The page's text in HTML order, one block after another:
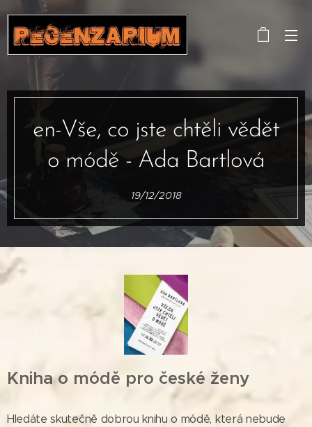
en-Vše, co jste chtěli vědět
o módě - Ada Bartlová
19/12/2018
Kniha o módě pro české ženy
Hledáte skutečně dobrou knihu o módě, která nebude